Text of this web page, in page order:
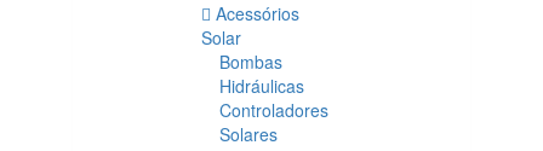
Acessórios
Solar
Bombas
Hidráulicas
Controladores
Solares